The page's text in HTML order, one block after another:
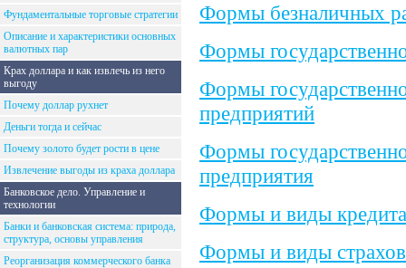
Фундаментальные торговые стратегии
Описание и характеристики основных
валютных пар
Крах доллара и как извлечь из него
выгоду
Почему доллар рухнет
Деньги тогда и сейчас
Почему золото будет рости в цене
Извлечение выгоды из краха доллара
Банковское дело. Управление и
технологии
Банки и банковская система: природа,
структура, основы управления
Реорганизация коммерческого банка
Формы безналичных
Формы
Формы
предприятий
Формы
предприятия
Формы и виды кредита
Формы и виды